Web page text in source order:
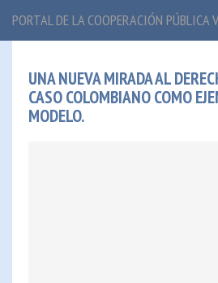
PORTAL DE LA COOPERACIÓN PÚBLICA
UNA NUEVA MIRADA AL
CASO COLOMBIANO COMO
MODELO.